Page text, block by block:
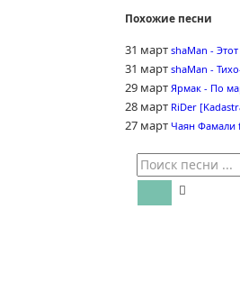
Похожие песни
31 март shaMan -
31 март shaMan -
29 март Ярмак - По
28 март RiDer
27 март Чаян Фамали